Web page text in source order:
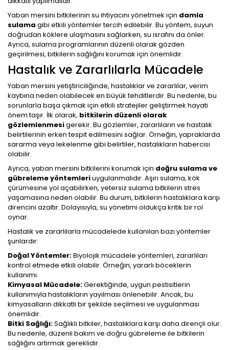
Yaban mersini bitkilerinin su ihtiyacını yönetmek için damla
sulama gibi etkili yöntemler tercih edilebilir. Bu yöntem, suyun
doğrudan köklere ulaşmasını sağlarken, su israfını da önler.
Ayrıca, sulama programlarının düzenli olarak gözden
geçirilmesi, bitkilerin sağlığını korumak için önemlidir.
Hastalık ve Zararlılarla Mücadele
Yaban mersini yetiştiriciliğinde, hastalıklar ve zararlılar, verim
kaybına neden olabilecek en büyük tehditlerdir. Bu nedenle, bu
sorunlarla başa çıkmak için etkili stratejiler geliştirmek hayati
önem taşır. İlk olarak, bitkilerin düzenli olarak
gözlemlenmesigerekir. Bu gözlemler, zararlıların ve hastalık
belirtilerinin erken tespit edilmesini sağlar. Örneğin, yapraklarda
sararma veya lekelenme gibi belirtiler, hastalıkların habercisi
olabilir.
Ayrıca, yaban mersini bitkilerini korumak için doğru sulama ve
gübreleme yöntemleriuygulanmalıdır. Aşırı sulama, kök
çürümesine yol açabilirken, yetersiz sulama bitkilerin stres
yaşamasına neden olabilir. Bu durum, bitkilerin hastalıklara karşı
direncini azaltır. Dolayısıyla, su yönetimi oldukça kritik bir rol
oynar.
Hastalık ve zararlılarla mücadelede kullanılan bazı yöntemler
şunlardır:
Doğal Yöntemler:Biyolojik mücadele yöntemleri, zararlıları
kontrol etmede etkili olabilir. Örneğin, yararlı böceklerin
kullanımı.
Kimyasal Mücadele:Gerektiğinde, uygun pestisitlerin
kullanımıyla hastalıkların yayılması önlenebilir. Ancak, bu
kimyasalların dikkatli bir şekilde seçilmesi ve uygulanması
önemlidir.
Bitki Sağlığı:Sağlıklı bitkiler, hastalıklara karşı daha dirençli olur.
Bu nedenle, düzenli bakım ve doğru gübreleme ile bitkilerin
sağlığını artırmak gereklidir.